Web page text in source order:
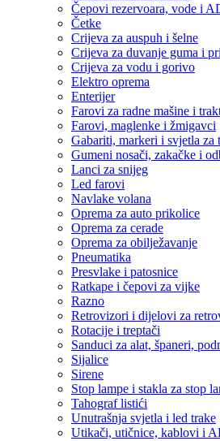
Čepovi rezervoara, vode i
Četke
Crijeva za auspuh i šelne
Crijeva za duvanje guma i
Crijeva za vodu i gorivo
Elektro oprema
Enterijer
Farovi za radne mašine i
Farovi, maglenke i žmigavci
Gabariti, markeri i svjetla za
Gumeni nosači, zakačke i
Lanci za snijeg
Led farovi
Navlake volana
Oprema za auto prikolice
Oprema za cerade
Oprema za obilježavanje
Pneumatika
Presvlake i patosnice
Ratkape i čepovi za vijke
Razno
Retrovizori i dijelovi za
Rotacije i treptači
Sanduci za alat, španeri,
Sijalice
Sirene
Stop lampe i stakla za stop
Tahograf listići
Unutrašnja svjetla i led trake
Utikači, utičnice, kablovi i